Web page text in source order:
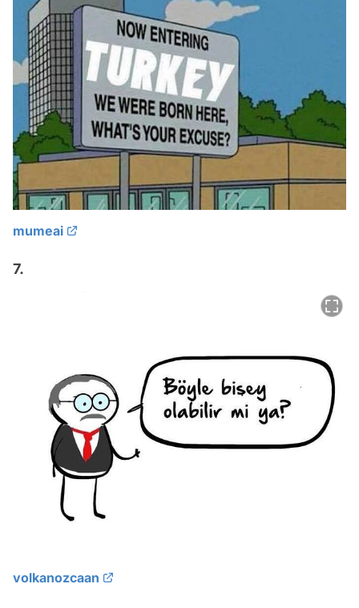
mumeai
7.
volkanozcaan